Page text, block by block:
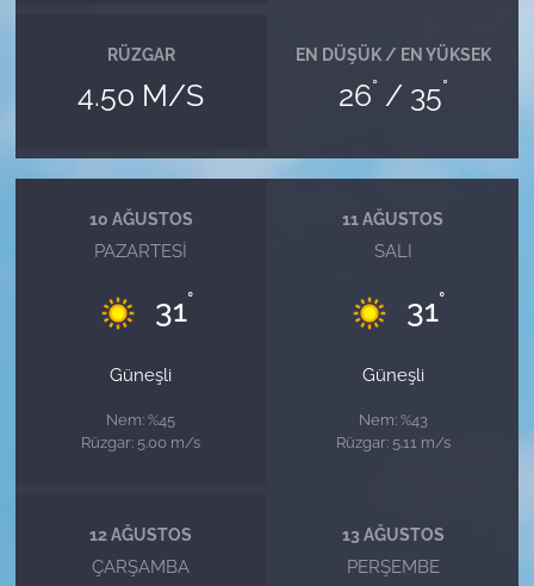
RÜZGAR
4.50 M/S
EN DÜŞÜK / EN YÜKSEK
26° / 35°
10 AĞUSTOS
PAZARTESI
31°
Güneşli
Nem: %45
Rüzgar: 5.00 m/s
11 AĞUSTOS
SALI
31°
Güneşli
Nem: %43
Rüzgar: 5.11 m/s
12 AĞUSTOS
ÇARŞAMBA
13 AĞUSTOS
PERŞEMBE